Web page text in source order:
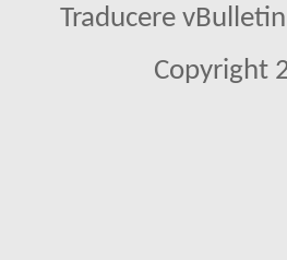
Traducere
Copyright